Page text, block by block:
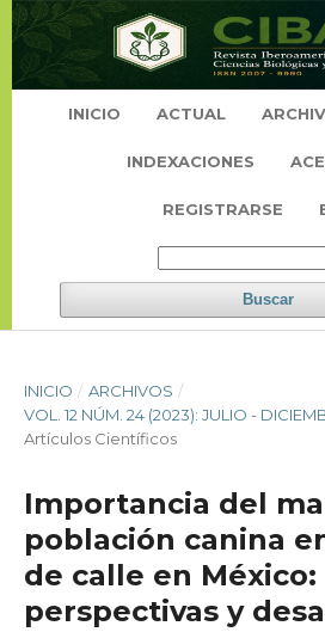
INICIO ACTUAL
INDEXACIONES
REGISTRARSE
Buscar
INICIO / ARCHIVOS /
VOL. 12 NÚM. 24 (2023): JULIO -
Artículos Científicos
Importancia del
población canina
de calle en México:
perspectivas y